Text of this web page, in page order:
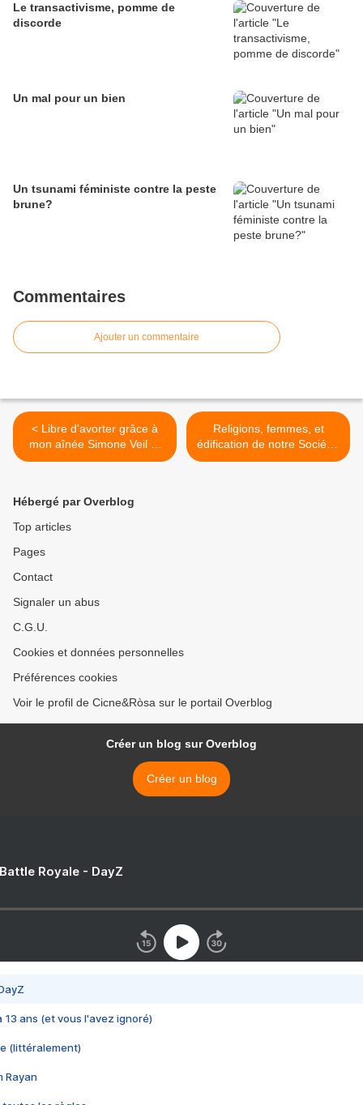
Le transactivisme, pomme de
discorde
Un mal pour un bien
Un tsunami féministe contre la peste
brune?
Commentaires
Ajouter un commentaire
< Libre d'avorter grâce à
mon aînée Simone Veil et
pourtant, j'aime mes
Religions, femmes, et
édification de notre Société.
>
Hébergé par Overblog
Top articles
Pages
Contact
Signaler un abus
C.G.U.
Cookies et données personnelles
Préférences cookies
Voir le profil de Cicne&Ròsa sur le portail Overblog
Créer un blog sur Overblog
Créer un blog
Royale - DayZ
13 ans (et vous l'avez ignoré)
(littéralement)
Rayan